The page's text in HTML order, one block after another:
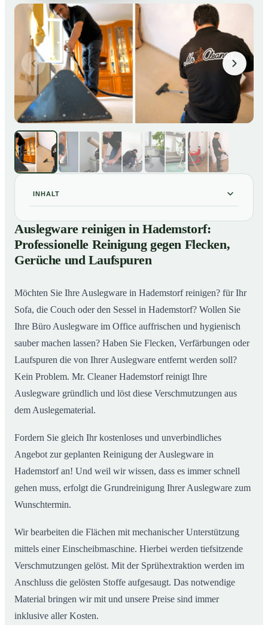
INHALT
01 Auslegware reinigen in Hademstorf: Professionelle
Reinigung gegen Flecken, Gerüche und Laufspuren
02
So wird Auslegware in Hademstorf professionell
gereinigt
Auslegware reinigen in Hademstorf:
Professionelle Reinigung gegen Flecken,
Gerüche und Laufspuren
Möchten Sie Ihre Auslegware in Hademstorf reinigen? für Ihr
Sofa, die Couch oder den Sessel in Hademstorf? Wollen Sie
Ihre Büro Auslegware im Office auffrischen und hygienisch
sauber machen lassen? Haben Sie Flecken, Verfärbungen oder
Laufspuren die von Ihrer Auslegware entfernt werden soll?
Kein Problem. Mr. Cleaner Hademstorf reinigt Ihre
Auslegware gründlich und löst diese Verschmutzungen aus
dem Auslegematerial.
Fordern Sie gleich Ihr kostenloses und unverbindliches
Angebot zur geplanten Reinigung der Auslegware in
Hademstorf an! Und weil wir wissen, dass es immer schnell
gehen muss, erfolgt die Grundreinigung Ihrer Auslegware zum
Wunschtermin.
Wir bearbeiten die Flächen mit mechanischer Unterstützung
mittels einer Einscheibmaschine. Hierbei werden tiefsitzende
Verschmutzungen gelöst. Mit der Sprühextraktion werden im
Anschluss die gelösten Stoffe aufgesaugt. Das notwendige
Material bringen wir mit und unsere Preise sind immer
inklusive aller Kosten.